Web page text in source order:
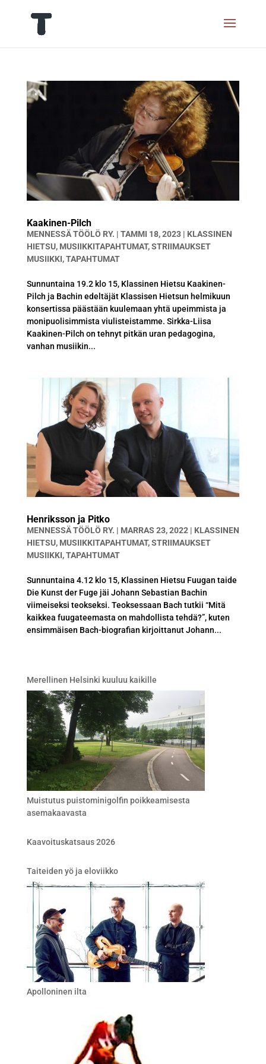
Kaakinen-Pilch
MENNESSÄTÖÖLÖ RY. | TAMMI 18, 2023| KLASSINEN
HIETSU, MUSIIKKITAPAHTUMAT,STRIIMAUKSET
MUSIIKKI,TAPAHTUMAT
Sunnuntaina 19.2 klo 15, Klassinen Hietsu Kaakinen-
Pilch ja Bachin edeltäjät Klassisen Hietsun helmikuun
konsertissa päästään kuulemaan yhtä upeimmista ja
monipuolisimmista viulisteistamme. Sirkka-Liisa
Kaakinen-Pilch on tehnyt pitkän uran pedagogina,
vanhan musiikin...
Henriksson ja Pitko
MENNESSÄTÖÖLÖ RY. | MARRAS 23, 2022| KLASSINEN
HIETSU, MUSIIKKITAPAHTUMAT,STRIIMAUKSET
MUSIIKKI,TAPAHTUMAT
Sunnuntaina 4.12 klo 15, Klassinen Hietsu Fuugan taide
Die Kunst der Fuge jäi Johann Sebastian Bachin
viimeiseksi teokseksi. Teoksessaan Bach tutkii “Mitä
kaikkea fuugateemasta on mahdollista tehdä?”, kuten
ensimmäisen Bach-biografian kirjoittanut Johann...
Merellinen Helsinki kuuluu kaikille
Muistutus puistominigolfin poikkeamisesta
asemakaavasta
Kaavoituskatsaus 2026
Taiteiden yö ja eloviikko
Apolloninen ilta